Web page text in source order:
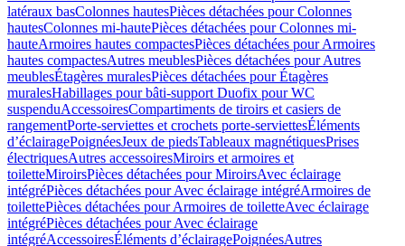
latéraux basColonnes hautesPièces détachées pour Colonnes
hautesColonnes mi-hautePièces détachées pour Colonnes mi-
hauteArmoires hautes compactesPièces détachées pour Armoires
hautes compactesAutres meublesPièces détachées pour Autres
meublesÉtagères muralesPièces détachées pour Étagères
muralesHabillages pour bâti-support Duofix pour WC
suspenduAccessoiresCompartiments de tiroirs et casiers de
rangementPorte-serviettes et crochets porte-serviettesÉléments
d’éclairagePoignéesJeux de piedsTableaux magnétiquesPrises
électriquesAutres accessoiresMiroirs et armoires et
toiletteMiroirsPièces détachées pour MiroirsAvec éclairage
intégréPièces détachées pour Avec éclairage intégréArmoires de
toilettePièces détachées pour Armoires de toiletteAvec éclairage
intégréPièces détachées pour Avec éclairage
intégréAccessoiresÉléments d’éclairagePoignéesAutres